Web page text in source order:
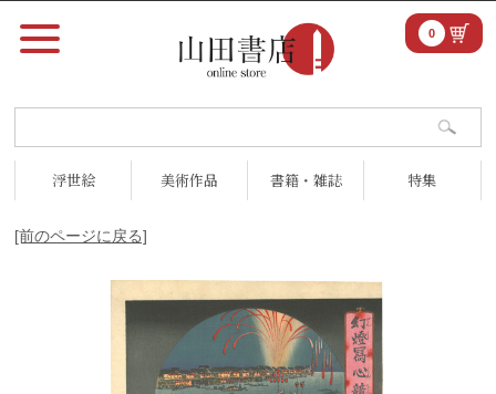
浮世絵 美術作品 書籍・雑誌 特集
0
[前のページに戻る]